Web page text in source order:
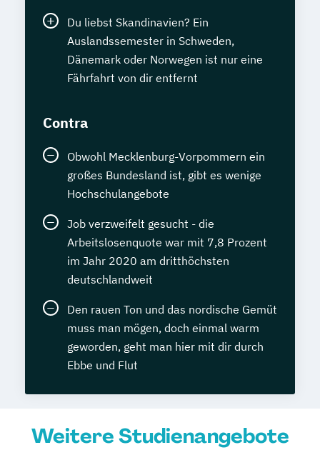
Du liebst Skandinavien? Ein
Auslandssemester in Schweden,
Dänemark oder Norwegen ist nur eine
Fährfahrt von dir entfernt
Contra
Obwohl Mecklenburg-Vorpommern ein
großes Bundesland ist, gibt es wenige
Hochschulangebote
Job verzweifelt gesucht - die
Arbeitslosenquote war mit 7,8 Prozent
im Jahr 2020 am dritthöchsten
deutschlandweit
Den rauen Ton und das nordische Gemüt
muss man mögen, doch einmal warm
geworden, geht man hier mit dir durch
Ebbe und Flut
Weitere Studienangebote